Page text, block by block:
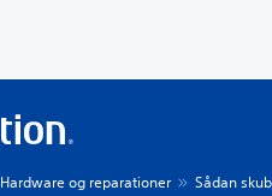
Hardware og reparationer Sådan